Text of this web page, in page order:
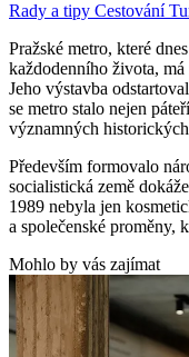
Rady a tipy Cestování
Pražské metro, které
každodenního života,
Jeho výstavba
se metro stalo nejen
významných
Především formovalo
socialistická země
1989 nebyla jen
a společenské proměny,
Mohlo by vás zajímat